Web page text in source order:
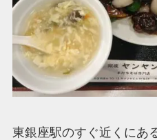
東銀座駅のすぐ近くにあ